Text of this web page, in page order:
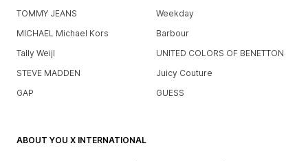
TOMMY JEANS
Weekday
MICHAEL Michael Kors
Barbour
Tally Weijl
UNITED COLORS OF BENETTON
STEVE MADDEN
Juicy Couture
GAP
GUESS
ABOUT YOU X INTERNATIONAL